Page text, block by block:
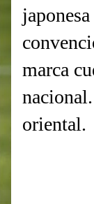
marca
oriental.